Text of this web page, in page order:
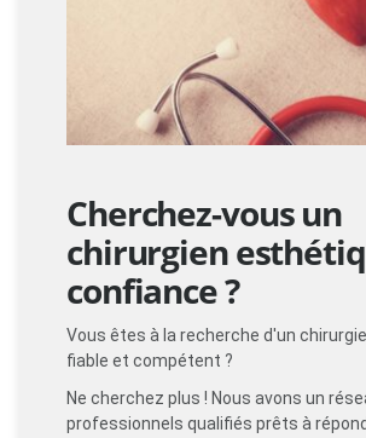
Cherchez-vous un
chirurgien
confiance ?
Vous êtes à la recherche d'un
fiable et compétent ?
Ne cherchez plus ! Nous avons un
professionnels qualifiés prêts à